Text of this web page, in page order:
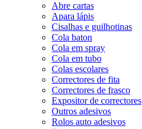
Abre cartas
Apara lápis
Cisalhas e guilhotinas
Cola baton
Cola em spray
Cola em tubo
Colas escolares
Correctores de fita
Correctores de frasco
Expositor de correctores
Outros adesivos
Rolos auto adesivos